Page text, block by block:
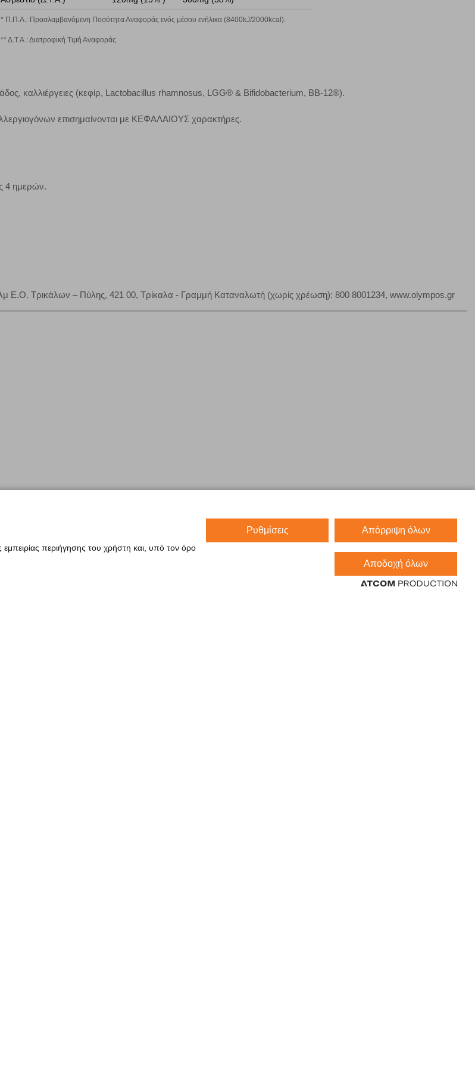
* Π.Π.Α.: Προσλαμβανόμενη Ποσότητα Αναφοράς ενός μέσου ενήλικα (8400kJ/2000kcal).
** Δ.Τ.Α.: Διατροφική Τιμή Αναφοράς.
καλλιέργειες (κεφίρ, Lactobacillus rhamnosus, LGG® & Bifidobacterium, BB-12®).
επισημαίνονται με ΚΕΦΑΛΑΙΟΥΣ χαρακτήρες.
4 ημερών.
Τρικάλων – Πύλης, 421 00, Τρίκαλα - Γραμμή Καταναλωτή (χωρίς χρέωση): 800 8001234, www.olympos.gr
περιήγησης του χρήστη και, υπό τον όρο
Ρυθμίσεις Απόρριψη όλων
Αποδοχή όλων
για την επισκεψιμότητα του ιστότοπού μας, ώστε να μπορούμε να βελτιώσουμε την απόδοσή του. Μας βοηθούν
να βλέπουμε την αλληλεπίδραση του χρήστη και το χρόνο παραμονής του. Οι πληροφορίες που συλλέγονται από αυτά
και ενεργοποιημένη. Έχετε ωστόσο τη δυνατότητα να ρυθμίσετε το πρόγραμμα περιήγησής σας ώστε να
αυτήν την περίπτωση ορισμένα τμήματα του ιστότοπου να μη λειτουργούν.